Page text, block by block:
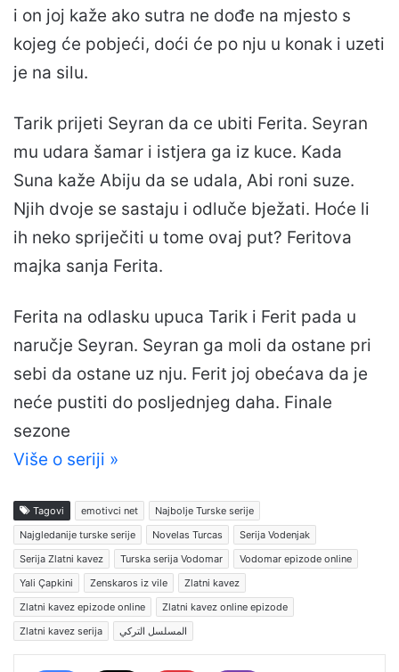
i on joj kaže ako sutra ne dođe na mjesto s
kojeg će pobjeći, doći će po nju u konak i uzeti
je na silu.
Tarik prijeti Seyran da ce ubiti Ferita. Seyran
mu udara šamar i istjera ga iz kuce. Kada
Suna kaže Abiju da se udala, Abi roni suze.
Njih dvoje se sastaju i odluče bježati. Hoće li
ih neko spriječiti u tome ovaj put? Feritova
majka sanja Ferita.
Ferita na odlasku upuca Tarik i Ferit pada u
naručje Seyran. Seyran ga moli da ostane pri
sebi da ostane uz nju. Ferit joj obećava da je
neće pustiti do posljednjeg daha. Finale
sezone
Više o seriji »
Tagovi emotivci net
Najbolje Turske serije
Najgledanije turske serije
Novelas Turcas
Serija Vodenjak
Serija Zlatni kavez
Turska serija Vodomar
Vodomar epizode online
Yali Çapkini
Zenskaros iz vile
Zlatni kavez
Zlatni kavez epizode online
Zlatni kavez online epizode
Zlatni kavez serija
المسلسل التركي